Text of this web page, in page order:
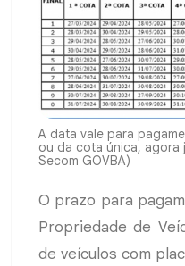
A data vale para
ou da cota única, agora
Secom GOVBA)
O prazo para
Propriedade de
de veículos com